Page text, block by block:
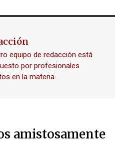
equipo de redacción está
por profesionales
en la materia.
amistosamente